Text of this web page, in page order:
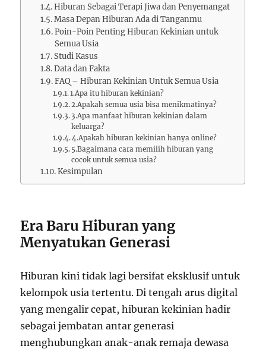
Hiburan Sebagai Terapi Jiwa dan Penyemangat
Masa Depan Hiburan Ada di Tanganmu
Poin-Poin Penting Hiburan Kekinian untuk
Semua Usia
Studi Kasus
Data dan Fakta
FAQ – Hiburan Kekinian Untuk Semua Usia
1.Apa itu hiburan kekinian?
2.Apakah semua usia bisa menikmatinya?
3.Apa manfaat hiburan kekinian dalam
keluarga?
4.Apakah hiburan kekinian hanya online?
5.Bagaimana cara memilih hiburan yang
cocok untuk semua usia?
Kesimpulan
Era Baru Hiburan yang
Menyatukan Generasi
Hiburan kini tidak lagi bersifat eksklusif untuk
kelompok usia tertentu. Di tengah arus digital
yang mengalir cepat, hiburan kekinian hadir
sebagai jembatan antar generasi
menghubungkan anak-anak remaja dewasa